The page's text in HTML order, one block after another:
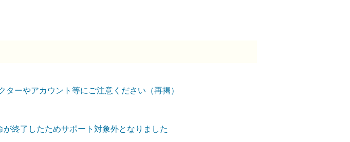
ターやアカウント等にご注意ください（再掲）
終了したためサポート対象外となりました